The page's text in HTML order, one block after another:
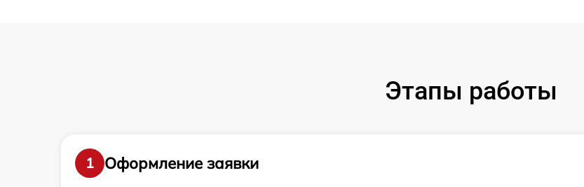
Этапы работы
1
Оформление заявки